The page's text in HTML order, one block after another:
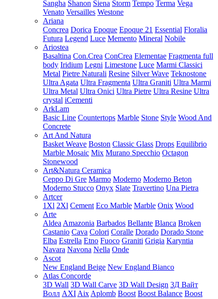
Sangha Shanon Siena Storm Tempo Terma Vega
Venato Versailles Westone
Ariana
Concrea Dorica Epoque Epoque 21 Essential Floralia
Futura Legend Luce Memento Mineral Nobile
Ariostea
Basaltina Con.Crea ConCrea Elementae Fragmenta full
body Iridium Legni Limestone Luce Marmi Classici
Metal Pietre Naturali Resine Silver Wave Teknostone
Ultra Agata Ultra Fragmenta Ultra Graniti Ultra Marmi
Ultra Metal Ultra Onici Ultra Pietre Ultra Resine Ultra
crystal iCementi
ArkLam
Basic Line Countertops Marble Stone Style Wood And
Concrete
Art And Natura
Basket Weave Boston Classic Glass Drops Equilibrio
Marble Mosaic Mix Murano Specchio Octagon
Stonewood
Art&Natura Ceramica
Ceppo Di Gre Marmo Moderno Moderno Beton
Moderno Stucco Onyx Slate Travertino Una Pietra
Artcer
1Xl 2Xl Cement Eco Marble Marble Onix Wood
Arte
Aldea Amazonia Barbados Bellante Blanca Broken
Castanio Cava Colori Coralle Dorado Dorado Stone
Elba Estrella Etno Fuoco Graniti Grigia Karyntia
Navara Navona Nella Onde
Ascot
New England Beige New England Bianco
Atlas Concorde
3D Wall 3D Wall Carve 3D Wall Design 3Д Вайт
Волл AXI Aix Aplomb Boost Boost Balance Boost